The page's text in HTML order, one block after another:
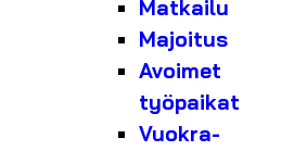
Matkailu
Majoitus
Avoimet
työpaikat
Vuokra-